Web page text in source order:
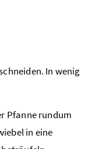
In wenig
Pfanne rundum
in eine